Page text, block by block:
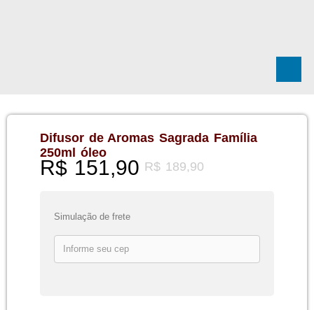
Difusor de Aromas Sagrada Família
250ml óleo
R$189,90
R$151,90
Simulação de frete